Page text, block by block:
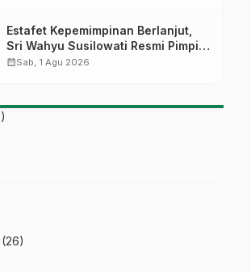
Estafet Kepemimpinan Berlanjut,
Sri Wahyu Susilowati Resmi Pimpin
MTs Ma’arif Sapuran
calendar_monthSab, 1 Agu 2026
(26)